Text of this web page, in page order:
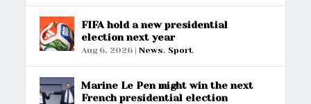
FIFA hold a new presidential
election next year
Aug 6, 2026 |News, Sport
Marine Le Pen might win the next
French presidential election